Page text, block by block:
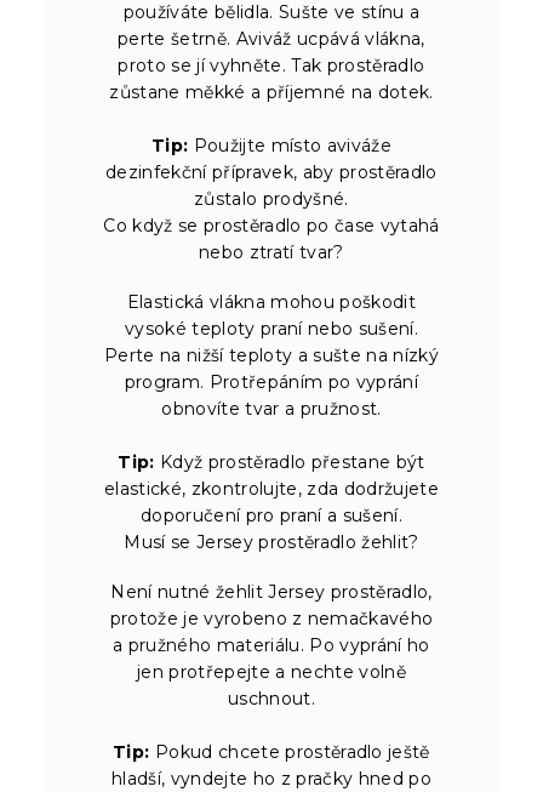
používáte bělidla. Sušte ve stínu a
perte šetrně. Aviváž ucpává vlákna,
proto se jí vyhněte. Tak prostěradlo
zůstane měkké a příjemné na dotek.
Tip: Použijte místo aviváže
dezinfekční přípravek, aby prostěradlo
zůstalo prodyšné.
Co když se prostěradlo po čase vytahá
nebo ztratí tvar?
Elastická vlákna mohou poškodit
vysoké teploty praní nebo sušení.
Perte na nižší teploty a sušte na nízký
program. Protřepáním po vyprání
obnovíte tvar a pružnost.
Tip: Když prostěradlo přestane být
elastické, zkontrolujte, zda dodržujete
doporučení pro praní a sušení.
Musí se Jersey prostěradlo žehlit?
Není nutné žehlit Jersey prostěradlo,
protože je vyrobeno z nemačkavého
a pružného materiálu. Po vyprání ho
jen protřepejte a nechte volně
uschnout.
Tip: Pokud chcete prostěradlo ještě
hladší, vyndejte ho z pračky hned po